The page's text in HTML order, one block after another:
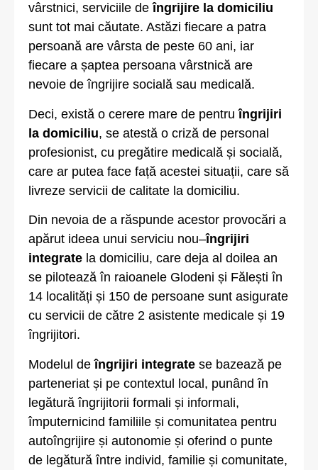
vârstnici, serviciile deîngrijire la domiciliu
sunt tot mai căutate. Astăzi fiecare a patra
persoană are vârsta de peste 60 ani, iar
fiecare a șaptea persoana vârstnică are
nevoie de îngrijire socială sau medicală.
Deci, există o cerere mare de pentruîngrijiri
la domiciliu, se atestă o criză de personal
profesionist, cu pregătire medicală și socială,
care ar putea face față acestei situații, care să
livreze servicii de calitate la domiciliu.
Din nevoia de a răspunde acestor provocări a
apărut ideea unui serviciu nou–îngrijiri
integrate la domiciliu, care deja al doilea an
se pilotează în raioanele Glodeni și Fălești în
14 localități și 150 de persoane sunt asigurate
cu servicii de către 2 asistente medicale și 19
îngrijitori.
Modelul deîngrijiri integrate se bazează pe
parteneriat și pe contextul local, punând în
legătură îngrijitorii formali și informali,
împuternicind familiile și comunitatea pentru
autoîngrijire și autonomie și oferind o punte
de legătură între individ, familie și comunitate,